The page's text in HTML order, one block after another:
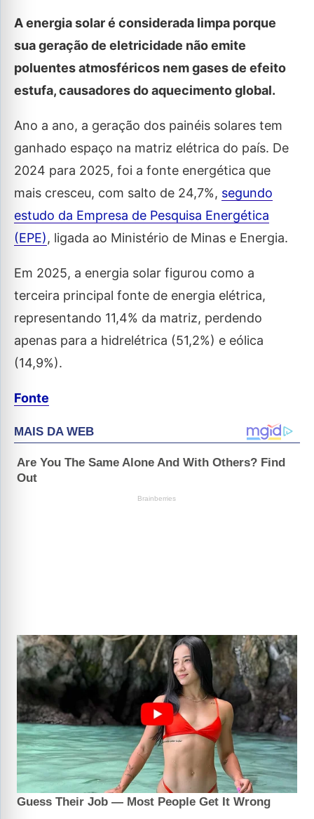
A energia solar é considerada limpa porque
sua geração de eletricidade não emite
poluentes atmosféricos nem gases de efeito
estufa, causadores do aquecimento global.
Ano a ano, a geração dos painéis solares tem
ganhado espaço na matriz elétrica do país. De
2024 para 2025, foi a fonte energética que
mais cresceu, com salto de 24,7%, segundo
estudo da Empresa de Pesquisa Energética
(EPE), ligada ao Ministério de Minas e Energia.
Em 2025, a energia solar figurou como a
terceira principal fonte de energia elétrica,
representando 11,4% da matriz, perdendo
apenas para a hidrelétrica (51,2%) e eólica
(14,9%).
Fonte